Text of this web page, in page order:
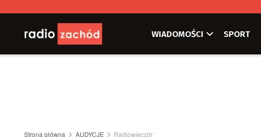
WIADOMOŚCI SPORT
Strona główna AUDYCJE Radiowieczór